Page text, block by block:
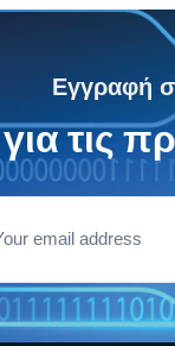
Εγγραφή
τις